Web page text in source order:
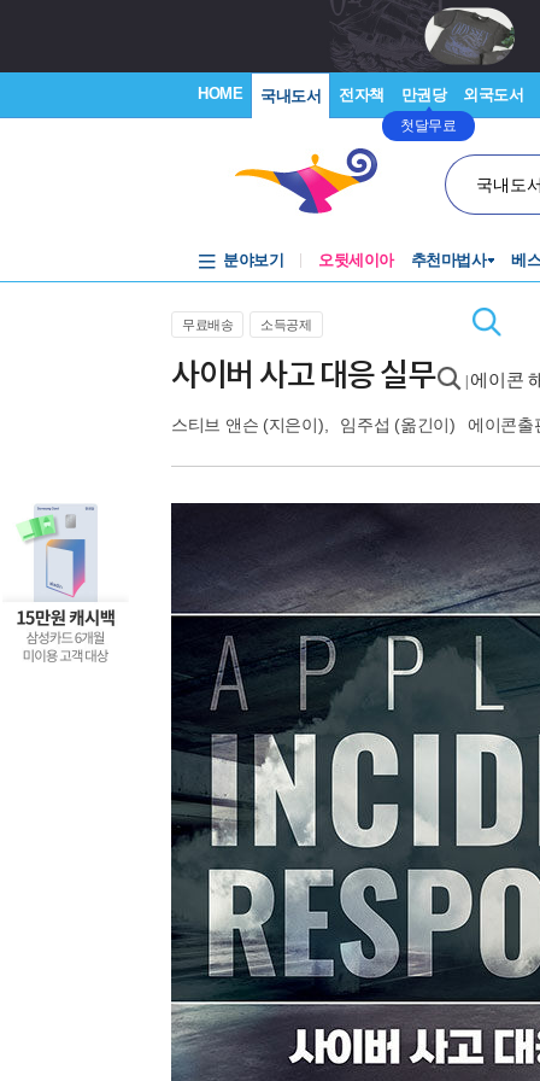
HOME 국내도서 전자책 만권당
첫달무료
외국도서
국내도
분야보기 오뒷세이아 추천마법사 베
무료배송 소득공제
사이버 사고 대응 실무 에이콘
스티브 앤슨 (지은이), 임주섭 (옮긴이) 에이콘출